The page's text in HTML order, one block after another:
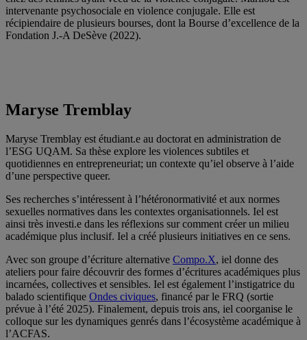
intervenante psychosociale en violence conjugale. Elle est
récipiendaire de plusieurs bourses, dont la Bourse d’excellence de la
Fondation J.-A DeSève (2022).
Maryse Tremblay
Maryse Tremblay est étudiant.e au doctorat en administration de
l’ESG UQAM. Sa thèse explore les violences subtiles et
quotidiennes en entrepreneuriat; un contexte qu’iel observe à l’aide
d’une perspective queer.
Ses recherches s’intéressent à l’hétéronormativité et aux normes
sexuelles normatives dans les contextes organisationnels. Iel est
ainsi très investi.e dans les réflexions sur comment créer un milieu
académique plus inclusif. Iel a créé plusieurs initiatives en ce sens.
Avec son groupe d’écriture alternative Compo.X, iel donne des
ateliers pour faire découvrir des formes d’écritures académiques plus
incarnées, collectives et sensibles. Iel est également l’instigatrice du
balado scientifique Ondes civiques, financé par le FRQ (sortie
prévue à l’été 2025). Finalement, depuis trois ans, iel coorganise le
colloque sur les dynamiques genrés dans l’écosystème académique à
l’ACFAS.